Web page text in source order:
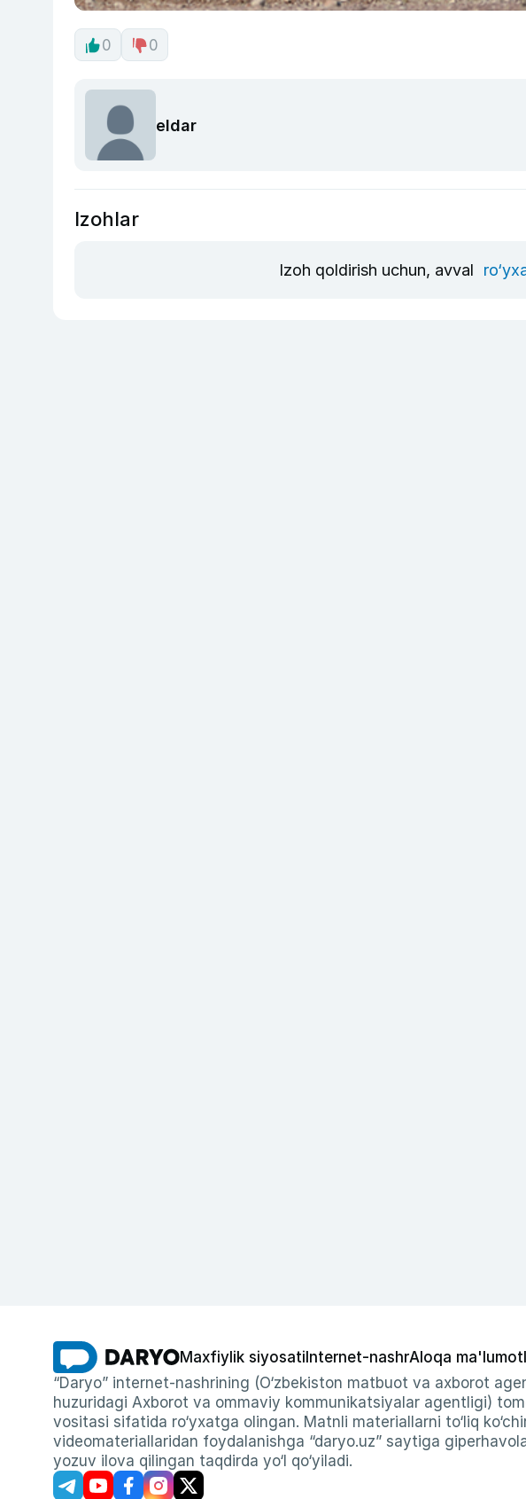
0 0
eldar
Izohlar
Izoh qoldirish uchun, avval
Maxfiylik siyosati Internet-nashrAloqa
“Daryo” internet-nashrining (O‘zbekiston matbuot va axborot
huzuridagi Axborot va ommaviy kommunikatsiyalar agentligi)
vositasi sifatida ro‘yxatga olingan. Matnli materiallarni to‘liq
videomateriallaridan foydalanishga “daryo.uz” saytiga
yozuv ilova qilingan taqdirda yo‘l qo‘yiladi.